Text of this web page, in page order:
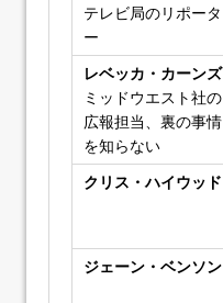
テレビ局のリポータ
ー
レベッカ・カーンズ
ミッドウエスト社の
広報担当、裏の事情
を知らない
クリス・ハイウッド
ジェーン・ベンソン